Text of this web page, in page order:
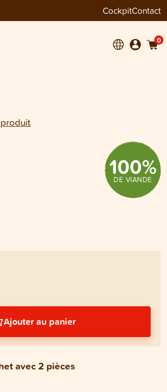
CockpitContact
0
100%
DE VIANDE
Ajouter au panier
avec 2 pièces